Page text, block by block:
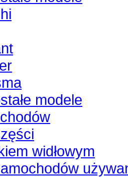
modele
widłowym